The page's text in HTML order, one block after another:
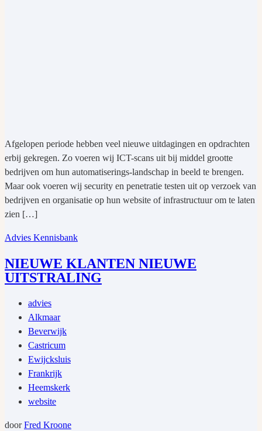
Afgelopen periode hebben veel nieuwe uitdagingen en opdrachten
erbij gekregen. Zo voeren wij ICT-scans uit bij middel grootte
bedrijven om hun automatiserings-landschap in beeld te brengen.
Maar ook voeren wij security en penetratie testen uit op verzoek van
bedrijven en organisatie op hun website of infrastructuur om te laten
zien […]
Advies Kennisbank
NIEUWE KLANTEN NIEUWE
UITSTRALING
advies
Alkmaar
Beverwijk
Castricum
Ewijcksluis
Frankrijk
Heemskerk
website
doorFred Kroone